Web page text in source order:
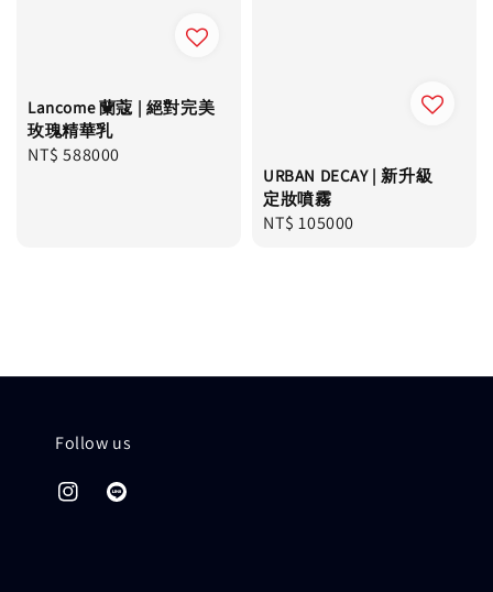
Lancome 蘭蔻 | 絕對完美
玫瑰精華乳
Regular
NT$ 588000
URBAN DECAY | 新升級
定妝噴霧
Regular
NT$ 105000
Follow us